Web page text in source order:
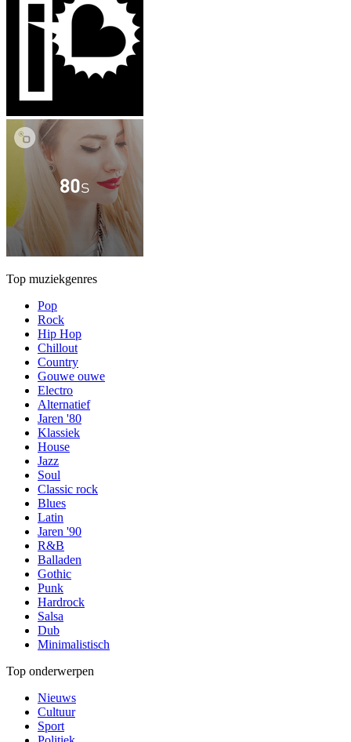
Top muziekgenres
Pop
Rock
Hip Hop
Chillout
Country
Gouwe ouwe
Electro
Alternatief
Jaren '80
Klassiek
House
Jazz
Soul
Classic rock
Blues
Latin
Jaren '90
R&B
Balladen
Gothic
Punk
Hardrock
Salsa
Dub
Minimalistisch
Top onderwerpen
Nieuws
Cultuur
Sport